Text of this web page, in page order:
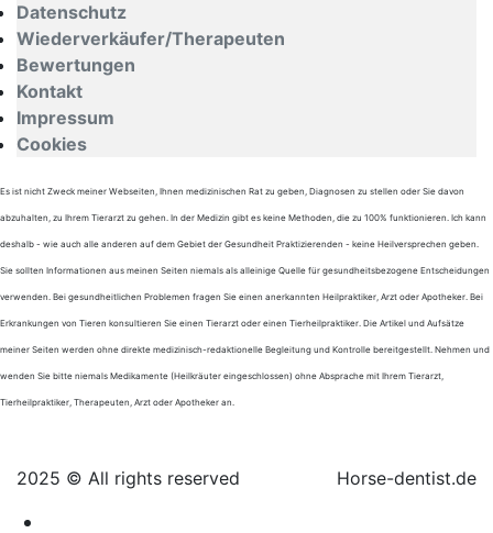
Datenschutz
Wiederverkäufer/Therapeuten
Bewertungen
Kontakt
Impressum
Cookies
Es ist nicht Zweck meiner Webseiten, Ihnen medizinischen Rat zu geben, Diagnosen zu stellen oder Sie davon
abzuhalten, zu Ihrem Tierarzt zu gehen. In der Medizin gibt es keine Methoden, die zu 100% funktionieren. Ich kann
deshalb - wie auch alle anderen auf dem Gebiet der Gesundheit Praktizierenden - keine Heilversprechen geben.
Sie sollten Informationen aus meinen Seiten niemals als alleinige Quelle für gesundheitsbezogene Entscheidungen
verwenden. Bei gesundheitlichen Problemen fragen Sie einen anerkannten Heilpraktiker, Arzt oder Apotheker. Bei
Erkrankungen von Tieren konsultieren Sie einen Tierarzt oder einen Tierheilpraktiker. Die Artikel und Aufsätze
meiner Seiten werden ohne direkte medizinisch-redaktionelle Begleitung und Kontrolle bereitgestellt. Nehmen und
wenden Sie bitte niemals Medikamente (Heilkräuter eingeschlossen) ohne Absprache mit Ihrem Tierarzt,
Tierheilpraktiker, Therapeuten, Arzt oder Apotheker an.
2025 © All rights reserved Horse-dentist.de